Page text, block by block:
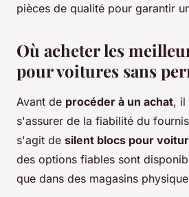
pièces de qualité pour garantir
Où acheter les
pour voitures sans
Avant de procéder à un achat, il
s'assurer de la fiabilité du
s'agit de silent blocs pour
des options fiables sont
que dans des magasins